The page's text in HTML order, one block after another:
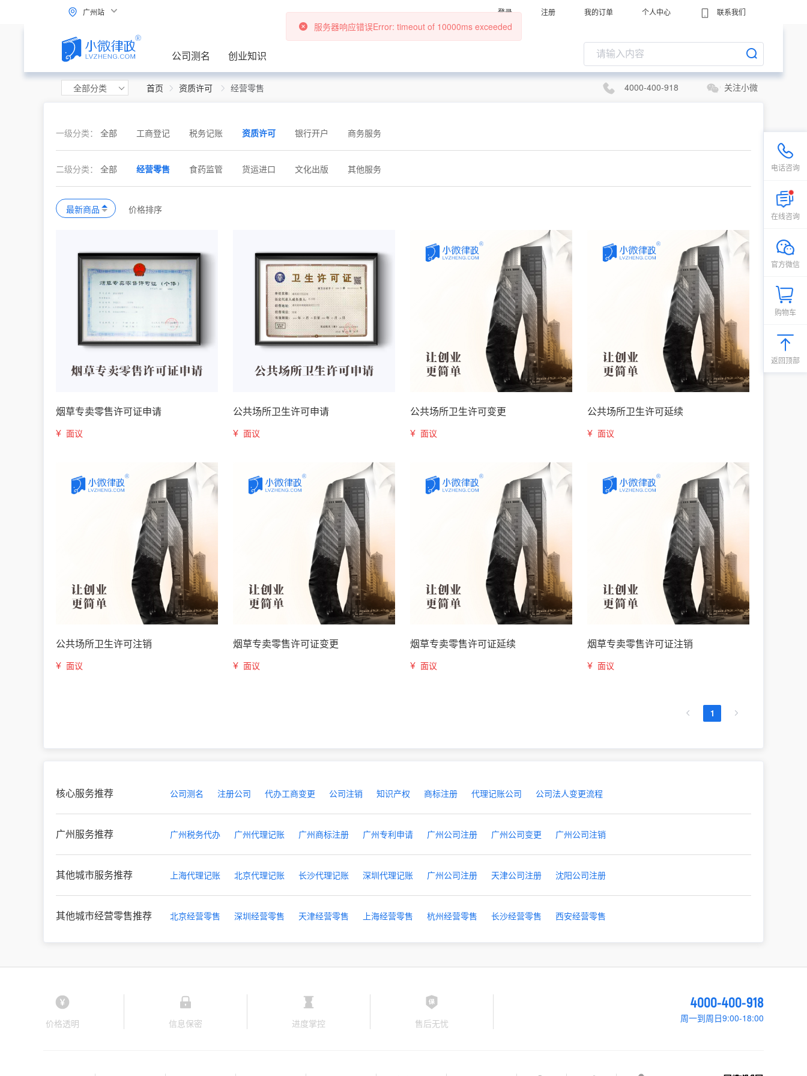
广州站 登录 注册 我的订单 个人中心 联系我们
公司测名 创业知识
全部分类 首页 资质许可 经营零售 4000-400-918 关注小微
一级分类： 全部 工商登记 税务记账 资质许可 银行开户 商务服务
二级分类： 全部 经营零售 食药监管 货运进口 文化出版 其他服务
最新商品 价格排序
烟草专卖零售许可证申请
¥ 面议
公共场所卫生许可申请
¥ 面议
公共场所卫生许可变更
¥ 面议
公共场所卫生许可延续
¥ 面议
公共场所卫生许可注销
¥ 面议
烟草专卖零售许可证变更
¥ 面议
烟草专卖零售许可证延续
¥ 面议
烟草专卖零售许可证注销
¥ 面议
1
核心服务推荐 公司测名 注册公司 代办工商变更 公司注销 知识产权 商标注册 代理记账公司 公司法人变更流程
广州服务推荐 广州税务代办 广州代理记账 广州商标注册 广州专利申请 广州公司注册 广州公司变更 广州公司注销
其他城市服务推荐 上海代理记账 北京代理记账 长沙代理记账 深圳代理记账 广州公司注册 天津公司注册 沈阳公司注册
其他城市经营零售推荐 北京经营零售 深圳经营零售 天津经营零售 上海经营零售 杭州经营零售 长沙经营零售 西安经营零售
价格透明 信息保密 进度掌控 售后无忧
4000-400-918
周一到周日9:00-18:00
电话咨询
在线咨询
官方微信
购物车
返回顶部
服务器响应错误Error: timeout of 10000ms exceeded